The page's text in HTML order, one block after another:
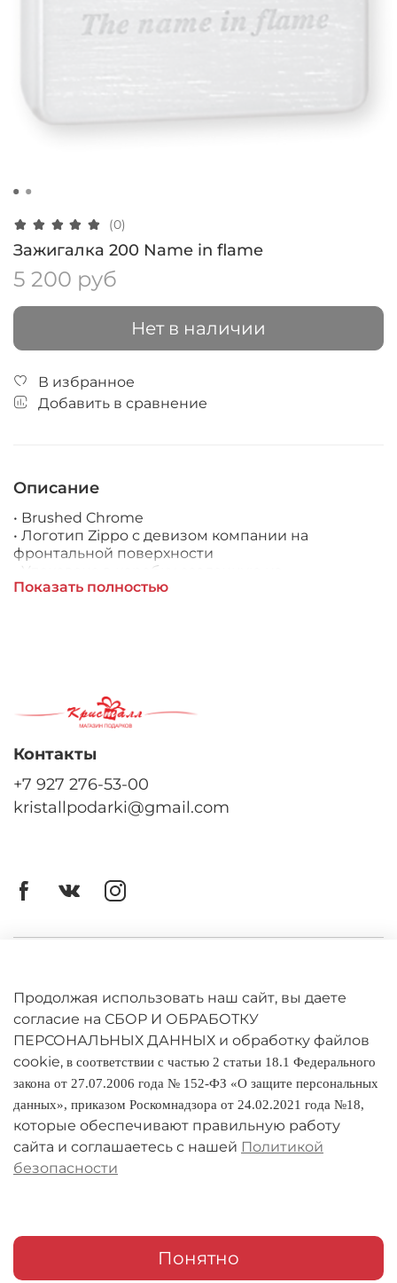
(0)
Зажигалка 200 Name in flame
5 200 руб
Нет в наличии
В избранное
Добавить в сравнение
Описание
• Brushed Chrome
• Логотип Zippo с девизом компании на
фронтальной поверхности
• Упакована в коробку созданную из
экологически чистых материалов
Показать полностью
Оферта
Политика конфиденциальности
Оплата и доставка
Условия обмена и возврата
Реквизиты
Контакты
+7 927 276-53-00
kristallpodarki@gmail.com
Продолжая использовать наш сайт, вы даете
согласие на СБОР И ОБРАБОТКУ
ПЕРСОНАЛЬНЫХ ДАННЫХ и обработку файлов
cookie, в соответствии с частью 2 статьи 18.1 Федерального
закона от 27.07.2006 года № 152-ФЗ «О защите персональных
данных», приказом Роскомнадзора от 24.02.2021 года №18,
которые обеспечивают правильную работу
сайта и соглашаетесь с нашей Политикой
безопасности
Понятно